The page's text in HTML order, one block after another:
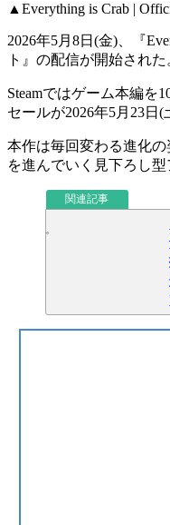
▲Everything is Crab |
2026年5月8日(金)、『
ト 』の配信が開始された
Steamではゲーム本編を
セールが2026年5月23日(
本作は毎回変わる進化の
を進んでいく 見下ろし
関連記事